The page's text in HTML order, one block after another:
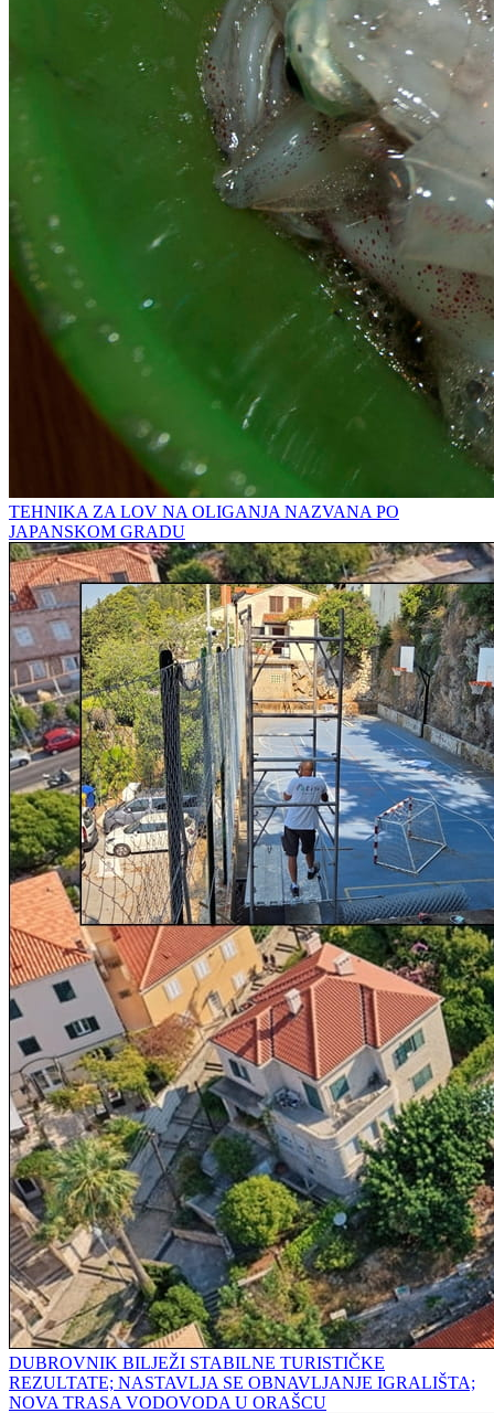
TEHNIKA ZA LOV NA OLIGANJA NAZVANA PO
JAPANSKOM GRADU
DUBROVNIK BILJEŽI STABILNE TURISTIČKE
REZULTATE; NASTAVLJA SE OBNAVLJANJE IGRALIŠTA;
NOVA TRASA VODOVODA U ORAŠCU